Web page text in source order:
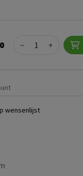
Quantity
− +
wensenlijst